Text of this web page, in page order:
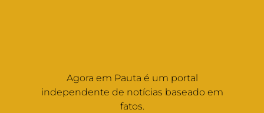
Agora em Pauta é um portal
independente de notícias baseado em
fatos.